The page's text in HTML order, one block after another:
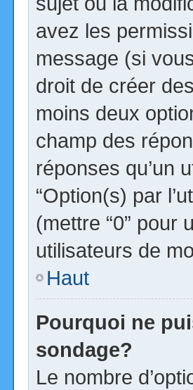
avez les
message (si
droit de créer
moins deux
champ des
réponses qu’un
“Option(s) par
(mettre “0” pour
utilisateurs de
Haut
Pourquoi ne
sondage?
Le nombre